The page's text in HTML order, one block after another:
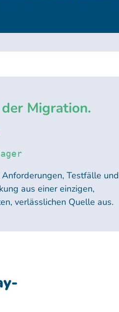
Migration.
Anforderungen, Testfälle und
aus einer einzigen,
verlässlichen Quelle aus.